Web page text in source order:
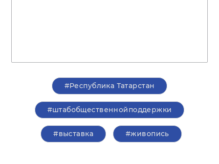
#Республика Татарстан
#штабобщественнойподдержки
#выставка #живопись